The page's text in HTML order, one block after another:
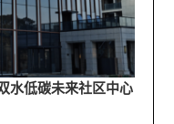
水低碳未来社区中心